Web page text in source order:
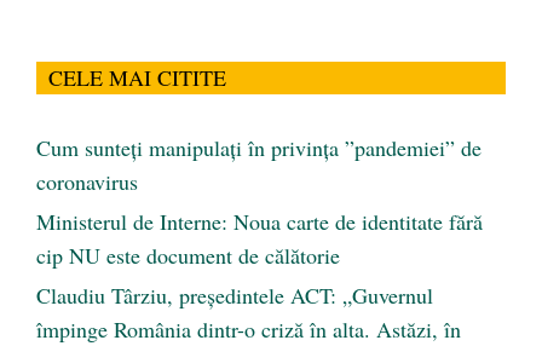
CELE MAI CITITE
Cum sunteți manipulați în privința ”pandemiei” de
coronavirus
Ministerul de Interne: Noua carte de identitate fără
cip NU este document de călătorie
Claudiu Târziu, președintele ACT: „Guvernul
împinge România dintr-o criză în alta. Astăzi, în